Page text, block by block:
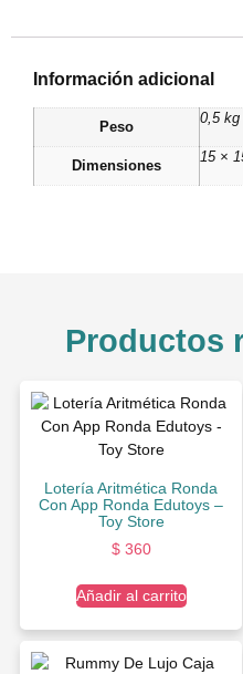
Información adicional
Peso
0,5 kg
Dimensiones
15 ×
Productos
Lotería Aritmética Ronda
Con App Ronda Edutoys –
Toy Store
$360
Añadir al carrito